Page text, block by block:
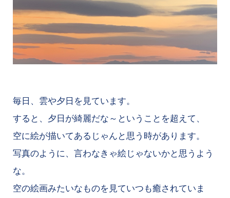
毎日、雲や夕日を見ています。
すると、夕日が綺麗だな～ということを超えて、
空に絵が描いてあるじゃんと思う時があります。
写真のように、言わなきゃ絵じゃないかと思うよう
な。
空の絵画みたいなものを見ていつも癒されていま